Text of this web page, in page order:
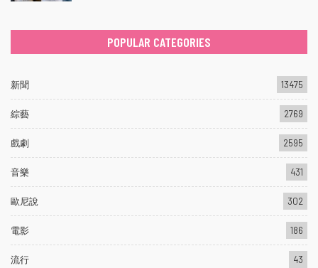
POPULAR CATEGORIES
新聞 13475
綜藝 2769
戲劇 2595
音樂 431
歐尼說 302
電影 186
流行 43